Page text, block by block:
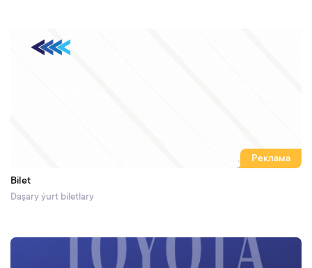
Реклама
Bilet
Daşary ýurt biletlary